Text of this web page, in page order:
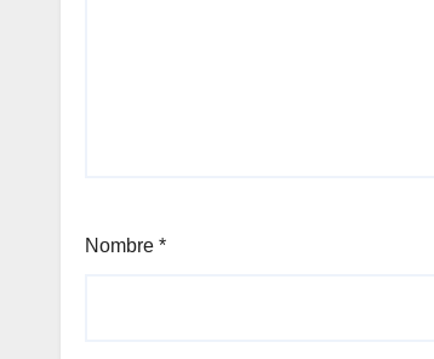
Nombre *